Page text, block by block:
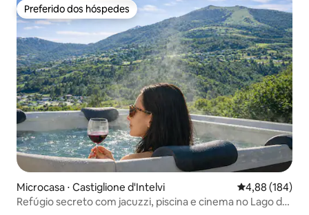
Preferido dos hóspedes
Preferido dos hóspedes
Microcasa ⋅ Castiglione d'Intelvi 4,88 de uma
4,88 (184)
Refúgio secreto com jacuzzi, piscina e cinema no Lago de